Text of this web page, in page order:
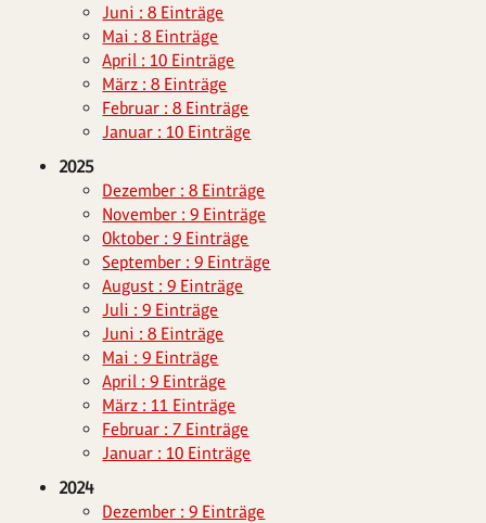
Juni : 8 Einträge
Mai : 8 Einträge
April : 10 Einträge
März : 8 Einträge
Februar : 8 Einträge
Januar : 10 Einträge
2025
Dezember : 8 Einträge
November : 9 Einträge
Oktober : 9 Einträge
September : 9 Einträge
August : 9 Einträge
Juli : 9 Einträge
Juni : 8 Einträge
Mai : 9 Einträge
April : 9 Einträge
März : 11 Einträge
Februar : 7 Einträge
Januar : 10 Einträge
2024
Dezember : 9 Einträge